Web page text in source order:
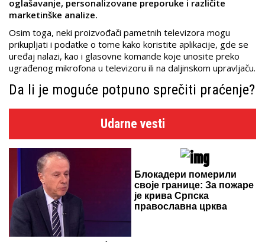
oglašavanje, personalizovane preporuke i različite
marketinške analize.
Osim toga, neki proizvođači pametnih televizora mogu
prikupljati i podatke o tome kako koristite aplikacije, gde se
uređaj nalazi, kao i glasovne komande koje unosite preko
ugrađenog mikrofona u televizoru ili na daljinskom upravljaču.
Da li je moguće potpuno sprečiti praćenje?
Udarne vesti
Блокадери померили
своје границе: За пожаре
је крива Српска
православна црква